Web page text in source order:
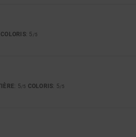
COLORIS: 5 /5
: 5/5 COLORIS: 5/5